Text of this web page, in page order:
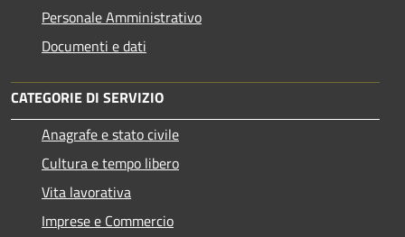
Personale Amministrativo
Documenti e dati
CATEGORIE DI SERVIZIO
Anagrafe e stato civile
Cultura e tempo libero
Vita lavorativa
Imprese e Commercio